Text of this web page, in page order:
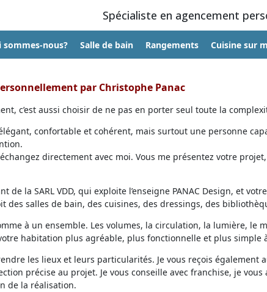
Spécialiste en agencement
sommes-nous? Salle de bain Rangements Cuisine sur
par Christophe Panac
c’est aussi choisir de ne pas en porter seul toute la
confortable et cohérent, mais surtout une personne
échangez directement avec moi. Vous me présentez votre
de la SARL VDD, qui exploite l’enseigne PANAC Design, et
des salles de bain, des cuisines, des dressings, des
à un ensemble. Les volumes, la circulation, la lumière,
habitation plus agréable, plus fonctionnelle et plus simple
les lieux et leurs particularités. Je vous reçois
précise au projet. Je vous conseille avec franchise, je
de la réalisation.